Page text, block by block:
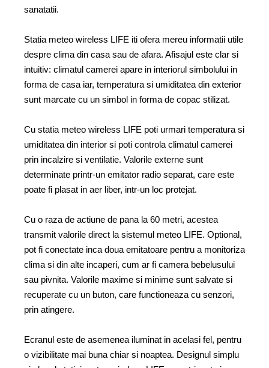
sanatatii.
Statia meteo wireless LIFE iti ofera mereu informatii utile
despre clima din casa sau de afara. Afisajul este clar si
intuitiv: climatul camerei apare in interiorul simbolului in
forma de casa iar, temperatura si umiditatea din exterior
sunt marcate cu un simbol in forma de copac stilizat.
Cu statia meteo wireless LIFE poti urmari temperatura si
umiditatea din interior si poti controla climatul camerei
prin incalzire si ventilatie. Valorile externe sunt
determinate printr-un emitator radio separat, care este
poate fi plasat in aer liber, intr-un loc protejat.
Cu o raza de actiune de pana la 60 metri, acestea
transmit valorile direct la sistemul meteo LIFE. Optional,
pot fi conectate inca doua emitatoare pentru a monitoriza
clima si din alte incaperi, cum ar fi camera bebelusului
sau pivnita. Valorile maxime si minime sunt salvate si
recuperate cu un buton, care functioneaza cu senzori,
prin atingere.
Ecranul este de asemenea iluminat in acelasi fel, pentru
o vizibilitate mai buna chiar si noaptea. Designul simplu